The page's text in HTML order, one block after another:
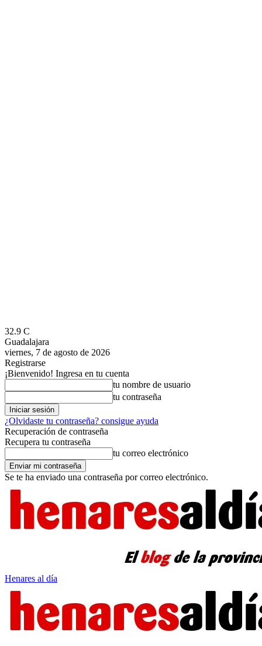
32.9 C
Guadalajara
viernes, 7 de agosto de 2026
Registrarse
¡Bienvenido! Ingresa en tu cuenta
tu nombre de usuario
tu contraseña
¿Olvidaste tu contraseña? consigue ayuda
Recuperación de contraseña
Recupera tu contraseña
tu correo electrónico
Se te ha enviado una contraseña por correo electrónico.
Henares al día